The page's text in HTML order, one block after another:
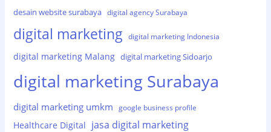
desain website surabaya digital agency Surabaya
digital marketing digital marketing Indonesia
digital marketing Malang digital marketing Sidoarjo
digital marketing Surabaya
digital marketing umkm google business profile
Healthcare Digital jasa digital marketing